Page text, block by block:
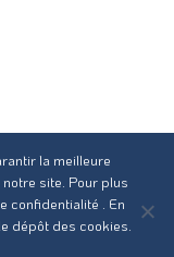
la meilleure
site. Pour plus
confidentialité
. En
dépôt des cookies.